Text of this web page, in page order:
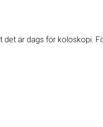
det är dags för koloskopi.